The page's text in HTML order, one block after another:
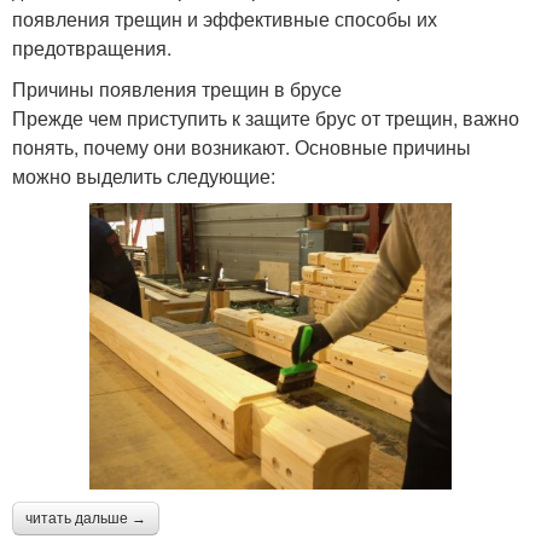
появления трещин и эффективные способы их
предотвращения.
Причины появления трещин в брусе
Прежде чем приступить к защите брус от трещин, важно
понять, почему они возникают. Основные причины
можно выделить следующие:
читать дальше →